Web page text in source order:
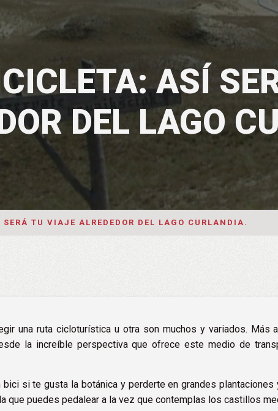
ASÍ
DEL LAGO
TU VIAJE ALREDEDOR DEL LAGO CURLANDIA.
una ruta cicloturística u otra son muchos y variados.
la increíble perspectiva que ofrece este medio de
bicisi te gusta la botánica y perderte en grandes plantaciones
que puedes pedalear a la vez que contemplas los castillos